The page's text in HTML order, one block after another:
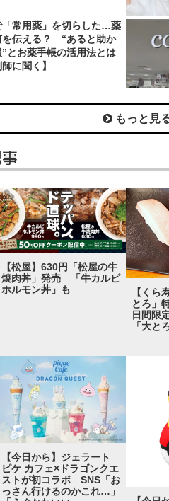
「常用薬」を切らした…薬
を伝える？ “あると助か
”とお薬手帳の活用法とは
師に聞く】
もっと見
【松屋】630円「松屋の牛
焼肉丼」発売 「牛カルビ
ホルモン丼」も
【くら
とろ」
日間限
「大と
【今日から】ジェラート
ピケ カフェ×ドラゴンクエ
ストが初コラボ SNS「お
っさん行けるのかこれ…」